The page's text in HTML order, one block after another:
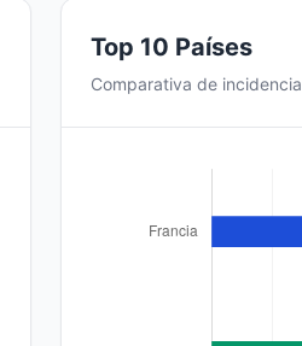
Top 10 Países
Comparativa de incidencia